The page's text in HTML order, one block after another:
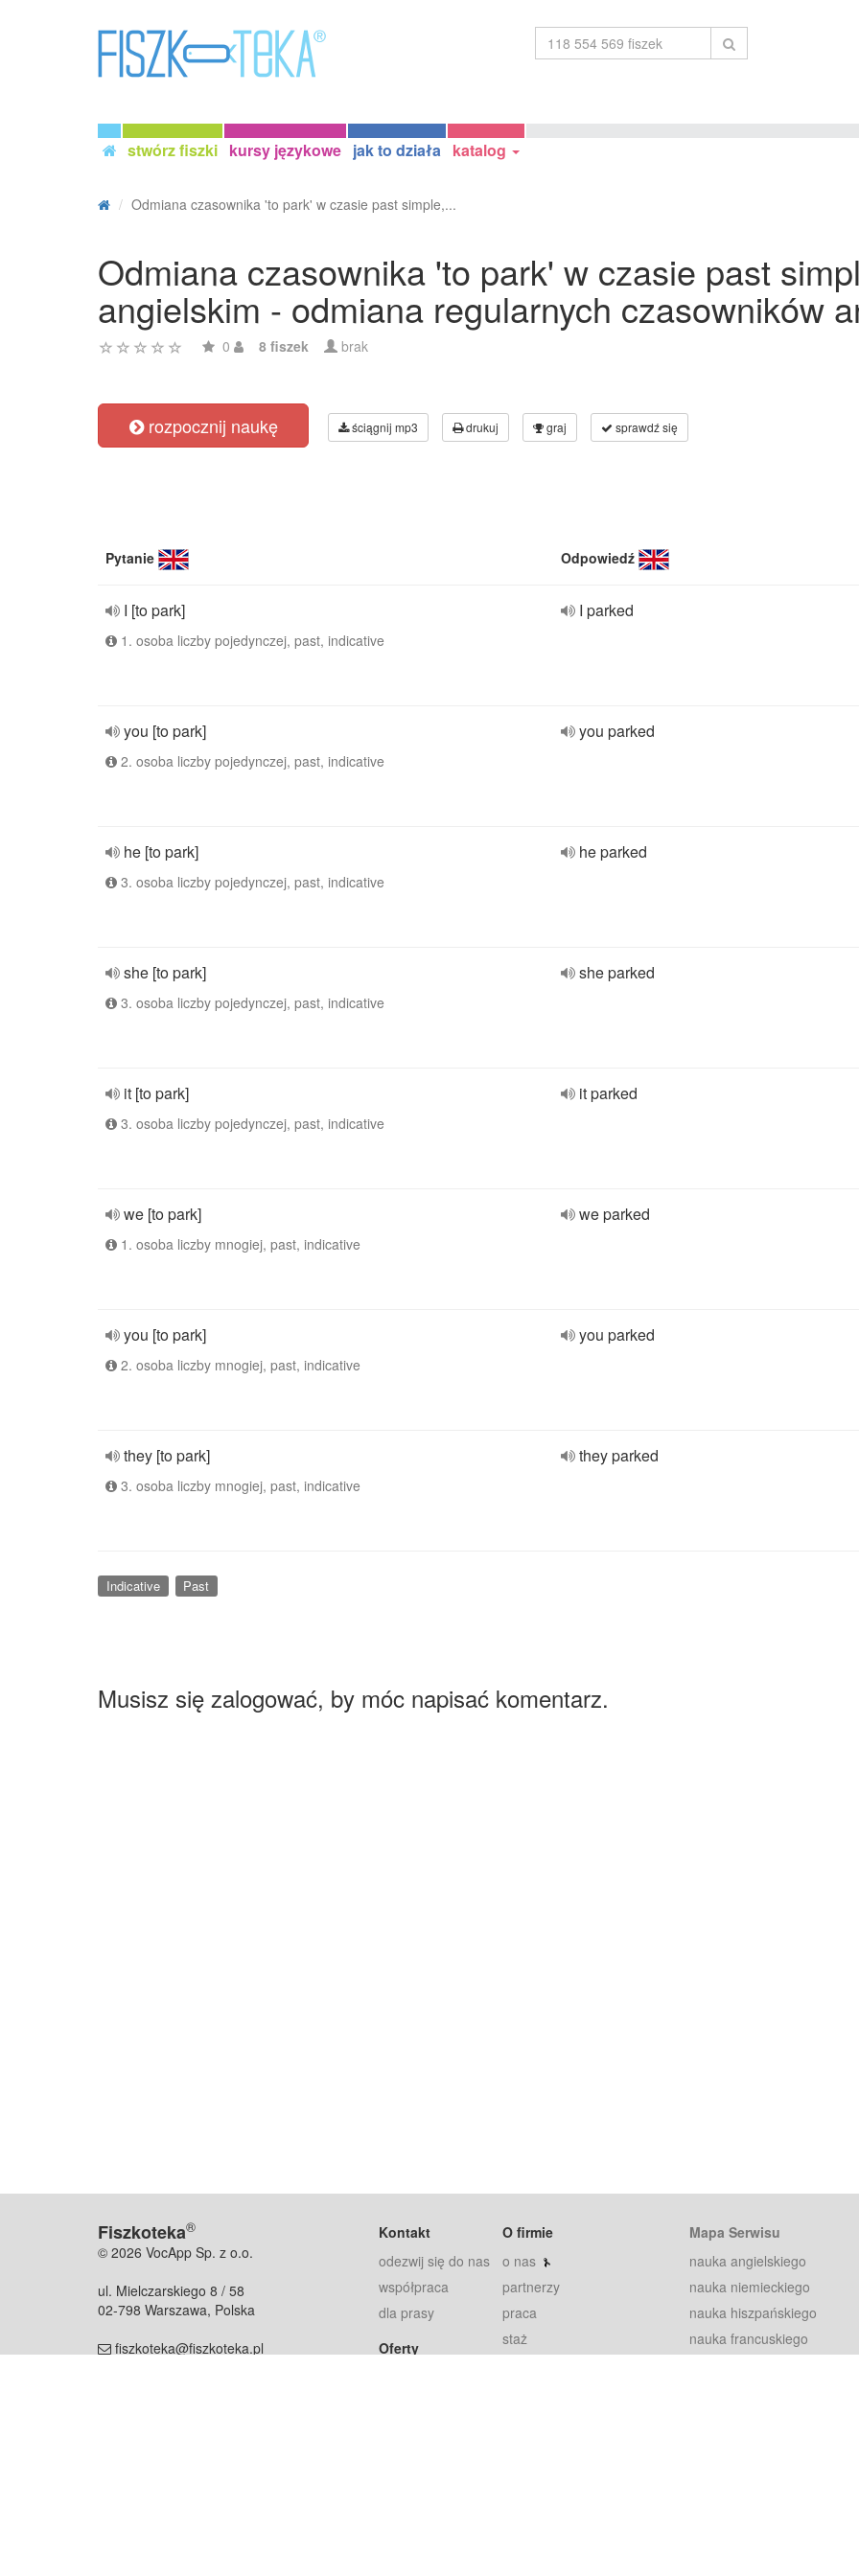
stwórz fiszki kursy językowe jak to działa katalog
Odmiana czasownika 'to park' w czasie past simple,...
Odmiana czasownika 'to park' w czasie past
angielskim - odmiana regularnych czasowników
0 8 fiszek brak
rozpocznij naukę ściągnij mp3 drukuj graj sprawdź się
Pytanie Odpowiedź
I [to park]
1. osoba liczby pojedynczej, past, indicative
I parked
you [to park]
2. osoba liczby pojedynczej, past, indicative
you parked
he [to park]
3. osoba liczby pojedynczej, past, indicative
he parked
she [to park]
3. osoba liczby pojedynczej, past, indicative
she parked
it [to park]
3. osoba liczby pojedynczej, past, indicative
it parked
we [to park]
1. osoba liczby mnogiej, past, indicative
we parked
you [to park]
2. osoba liczby mnogiej, past, indicative
you parked
they [to park]
3. osoba liczby mnogiej, past, indicative
they parked
Indicative Past
Musisz się zalogować, by móc napisać komentarz.
Fiszkoteka®
© 2026 VocApp Sp. z o.o.
ul. Mielczarskiego 8 / 58
02-798 Warszawa, Polska
fiszkoteka@fiszkoteka.pl
Kontakt
odezwij się do nas
współpraca
dla prasy
Oferty
O firmie
o nas
partnerzy
praca
staż
Mapa Serwisu
nauka angielskiego
nauka niemieckiego
nauka hiszpańskiego
nauka francuskiego